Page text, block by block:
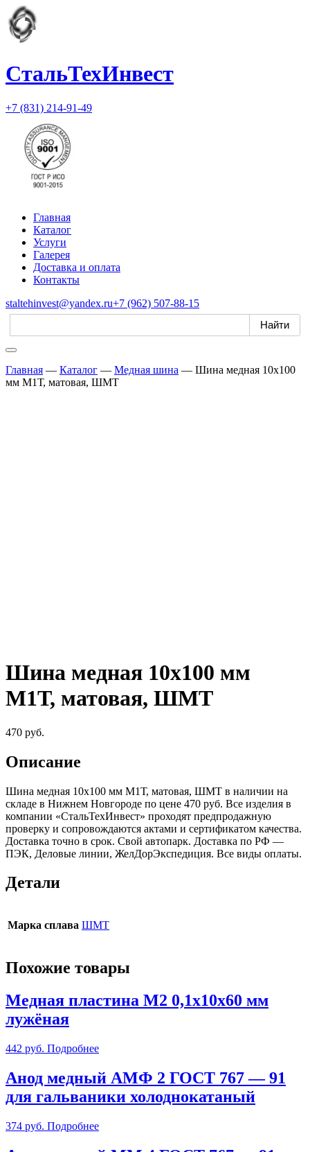
СтальТехИнвест
+7 (831) 214-91-49
Главная
Каталог
Услуги
Галерея
Доставка и оплата
Контакты
staltehinvest@yandex.ru+7 (962) 507-88-15
Главная — Каталог — Медная шина — Шина медная 10х100
мм М1Т, матовая, ШМТ
Шина медная 10х100 мм
М1Т, матовая, ШМТ
470 руб.
Описание
Шина медная 10х100 мм М1Т, матовая, ШМТ в наличии на
складе в Нижнем Новгороде по цене 470 руб. Все изделия в
компании «СтальТехИнвест» проходят предпродажную
проверку и сопровождаются актами и сертификатом качества.
Доставка точно в срок. Свой автопарк. Доставка по РФ —
ПЭК, Деловые линии, ЖелДорЭкспедиция. Все виды оплаты.
Детали
Марка сплава ШМТ
Похожие товары
Медная пластина М2 0,1х10х60 мм
лужёная
442 руб. Подробнее
Анод медный АМФ 2 ГОСТ 767 — 91
для гальваники холоднокатаный
374 руб. Подробнее